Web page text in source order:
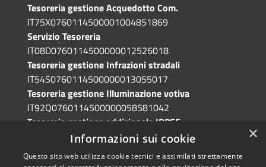
Tesoreria gestione Acquedotto Com.
IT75X0760114500001004851869
Servizio Tesoreria
IT08D0760114500000012526018
Tesoreria gestione Infrazioni stradali
IT54S0760114500000013055017
Tesoreria gestione Illuminazione votiva
IT92Q0760114500000058581042
Tesoreria gestione addizionale IRPEF
IT71A0760114500000086341765
×
Informazioni sui cookie
Questo sito web utilizza cookie tecnici e assimilati strettamente